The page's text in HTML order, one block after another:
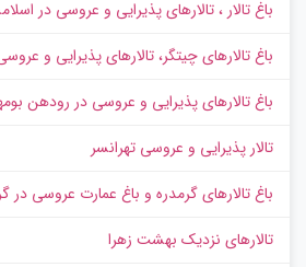
باغ تالار ، تالارهای پذیرایی و عروسی در
باغ تالارهای چیتگر، تالارهای پذیرایی و
باغ تالارهای پذیرایی و عروسی در رودهن
تالار پذیرایی و عروسی تهرانسر
باغ تالارهای گرمدره و باغ عمارت عروسی در
تالارهای نزدیک بهشت زهرا